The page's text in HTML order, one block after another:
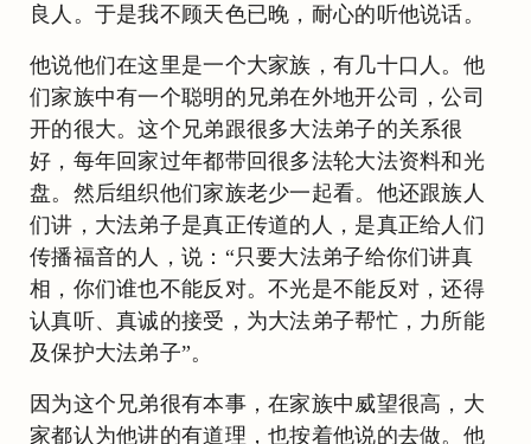
良人。于是我不顾天色已晚，耐心的听他说话。
他说他们在这里是一个大家族，有几十口人。他
们家族中有一个聪明的兄弟在外地开公司，公司
开的很大。这个兄弟跟很多大法弟子的关系很
好，每年回家过年都带回很多法轮大法资料和光
盘。然后组织他们家族老少一起看。他还跟族人
们讲，大法弟子是真正传道的人，是真正给人们
传播福音的人，说：“只要大法弟子给你们讲真
相，你们谁也不能反对。不光是不能反对，还得
认真听、真诚的接受，为大法弟子帮忙，力所能
及保护大法弟子”。
因为这个兄弟很有本事，在家族中威望很高，大
家都认为他讲的有道理，也按着他说的去做。他